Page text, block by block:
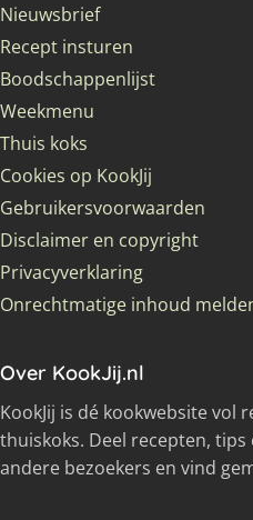
Nieuwsbrief
Recept insturen
Boodschappenlijst
Weekmenu
Thuis koks
Cookies op KookJij
Gebruikersvoorwaarden
Disclaimer en copyright
Privacyverklaring
Onrechtmatige inhoud
Over KookJij.nl
KookJij is dé kookwebsite vol
thuiskoks. Deel recepten,
andere bezoekers en vind